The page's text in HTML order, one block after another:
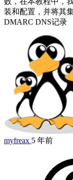
装和配置，并将其
DMARC DNS记录
myfreax 5 年前